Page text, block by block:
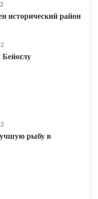
исторический район
рыбу в